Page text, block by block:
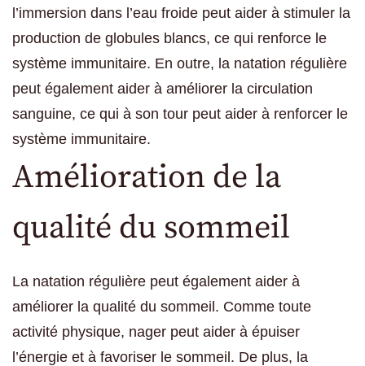
l’immersion dans l’eau froide peut aider à stimuler la
production de globules blancs, ce qui renforce le
système immunitaire. En outre, la natation régulière
peut également aider à améliorer la circulation
sanguine, ce qui à son tour peut aider à renforcer le
système immunitaire.
Amélioration de la
qualité du sommeil
La natation régulière peut également aider à
améliorer la qualité du sommeil. Comme toute
activité physique, nager peut aider à épuiser
l’énergie et à favoriser le sommeil. De plus, la